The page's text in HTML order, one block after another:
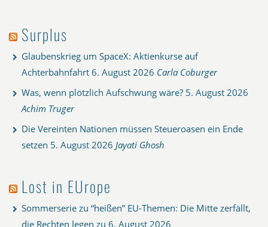
Surplus
Glaubenskrieg um SpaceX: Aktienkurse auf
Achterbahnfahrt 6. August 2026 Carla Coburger
Was, wenn plötzlich Aufschwung wäre? 5. August 2026
Achim Truger
Die Vereinten Nationen müssen Steueroasen ein Ende
setzen 5. August 2026 Jayati Ghosh
Lost in EUrope
Sommerserie zu “heißen” EU-Themen: Die Mitte zerfällt,
die Rechten legen zu 6. August 2026